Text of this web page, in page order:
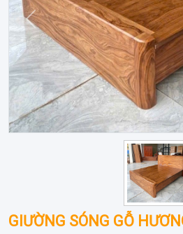
Trước
GIƯỜNG SÓNG GỖ